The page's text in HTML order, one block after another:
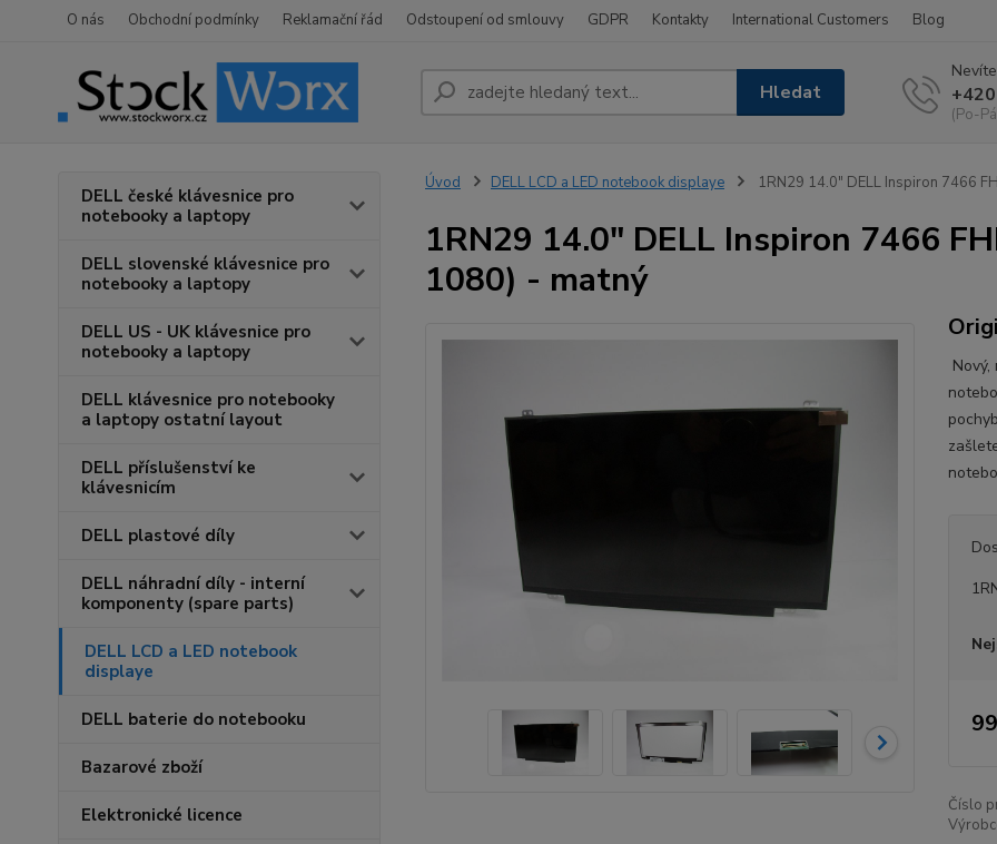
O nás Obchodní podmínky Reklamační řád Odstoupení od smlouvy GDPR Kontakty International Customers Blog
Hledat
(Po-
DELL české klávesnice pro
notebooky a laptopy
DELL slovenské klávesnice pro
notebooky a laptopy
DELL US - UK klávesnice pro
notebooky a laptopy
DELL klávesnice pro notebooky
a laptopy ostatní layout
DELL příslušenství ke
klávesnicím
DELL plastové díly
DELL náhradní díly - interní
komponenty (spare parts)
DELL LCD a LED notebook
displaye
DELL baterie do notebooku
Bazarové zboží
Elektronické licence
Úvod DELL LCD a LED notebook displaye 1RN29 14.0" DELL Inspiron 7466
1RN29 14.0" DELL Inspiron 7466
1080) - matný
Číslo